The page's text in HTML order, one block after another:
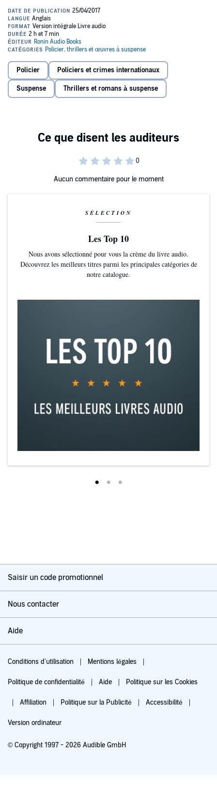
survival skills are put to the test.
Paul Kyriazi is the writer/director of six feature films including
Cop. He's directed 22 movie stars in his films and full-cast audio
productions. His previous audio productions are
Rock Star Rising, and the success seminar How to Live the James
©2013 Paul Kyriazi (P)2013 Paul Kyriazi
Policier Policiers et crimes internationaux
Suspense Thrillers et romans à suspense
Aucun commentaire pour le moment
SÉLECTION
Les Top 10
Nous avons sélectionné pour vous la crème du livre audio.
Découvrez les meilleurs titres parmi les principales catégories de
notre catalogue.
Saisir un code promotionnel
Nous contacter
Aide
Conditions d'utilisation Mentions légales
Politique de confidentialité Aide Politique sur les Cookies
Affiliation Politique sur la Publicité Accessibilité
Version ordinateur
© Copyright 1997 - 2026 Audible GmbH